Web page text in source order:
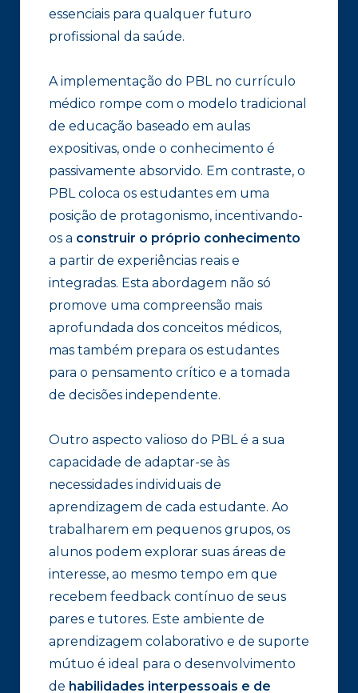
essenciais para qualquer futuro
profissional da saúde.
A implementação do PBL no currículo
médico rompe com o modelo tradicional
de educação baseado em aulas
expositivas, onde o conhecimento é
passivamente absorvido. Em contraste, o
PBL coloca os estudantes em uma
posição de protagonismo, incentivando-
os a construir o próprio conhecimento
a partir de experiências reais e
integradas. Esta abordagem não só
promove uma compreensão mais
aprofundada dos conceitos médicos,
mas também prepara os estudantes
para o pensamento crítico e a tomada
de decisões independente.
Outro aspecto valioso do PBL é a sua
capacidade de adaptar-se às
necessidades individuais de
aprendizagem de cada estudante. Ao
trabalharem em pequenos grupos, os
alunos podem explorar suas áreas de
interesse, ao mesmo tempo em que
recebem feedback contínuo de seus
pares e tutores. Este ambiente de
aprendizagem colaborativo e de suporte
mútuo é ideal para o desenvolvimento
de habilidades interpessoais e de